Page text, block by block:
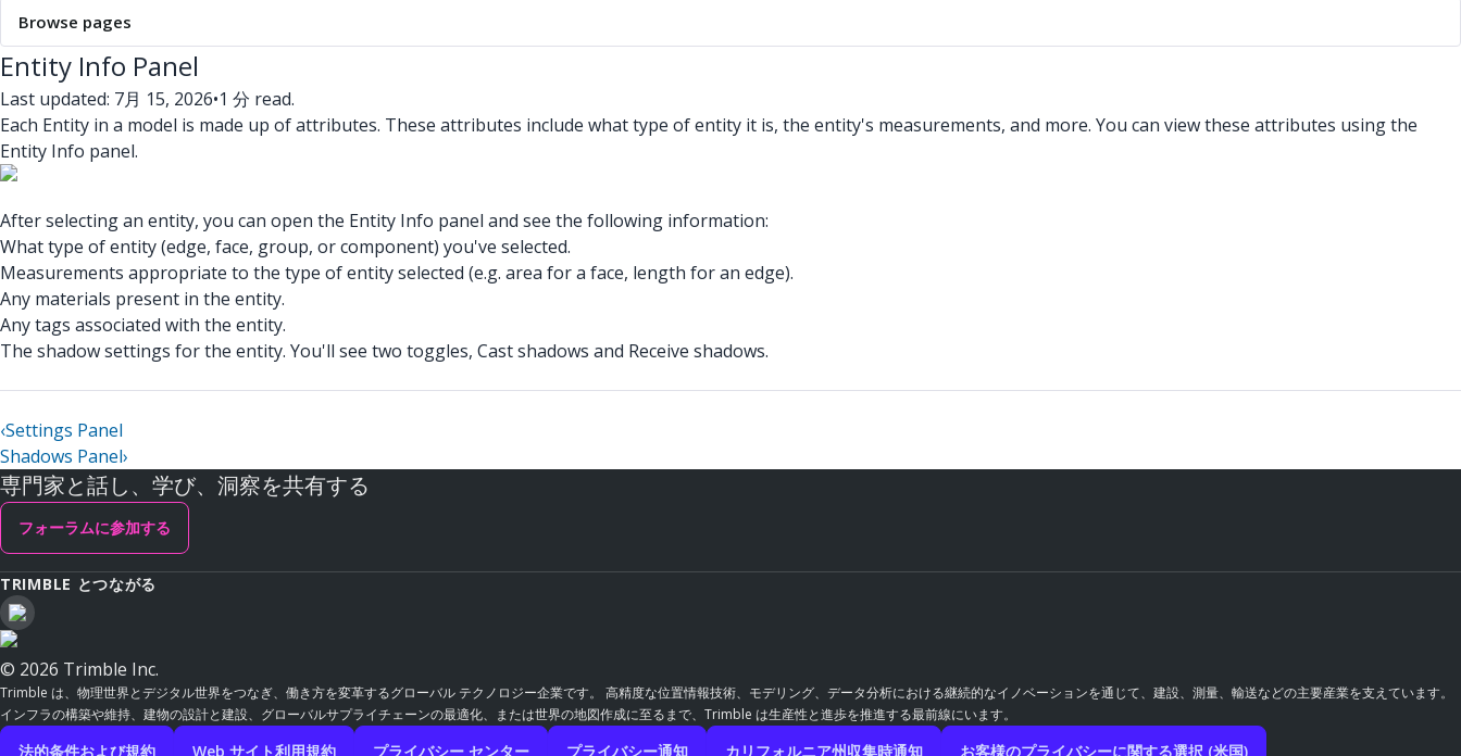
Browse pages
Entity Info Panel
Last updated: 7月 15, 2026•1 分 read.
Each Entity in a model is made up of attributes. These attributes include what type of entity it is, the entity's measurements, and more. You can view these attributes using the
Entity Info panel.
After selecting an entity, you can open the Entity Info panel and see the following information:
What type of entity (edge, face, group, or component) you've selected.
Measurements appropriate to the type of entity selected (e.g. area for a face, length for an edge).
Any materials present in the entity.
Any tags associated with the entity.
The shadow settings for the entity. You'll see two toggles, Cast shadows and Receive shadows.
‹Settings Panel
Shadows Panel›
専門家と話し、学び、洞察を共有する
フォーラムに参加する
TRIMBLE とつながる
© 2026 Trimble Inc.
Trimble は、物理世界とデジタル世界をつなぎ、働き方を変革するグローバル テクノロジー企業です。 高精度な位置情報技術、モデリング、データ分析における継続的なイノベーションを通じて、建設、測量、輸送などの主要産業を支えています。
インフラの構築や維持、建物の設計と建設、グローバルサプライチェーンの最適化、または世界の地図作成に至るまで、Trimble は生産性と進歩を推進する最前線にいます。
法的条件および規約 Web サイト利用規約 プライバシー センター プライバシー通知 カリフォルニア州収集時通知 お客様のプライバシーに関する選択 (米国)